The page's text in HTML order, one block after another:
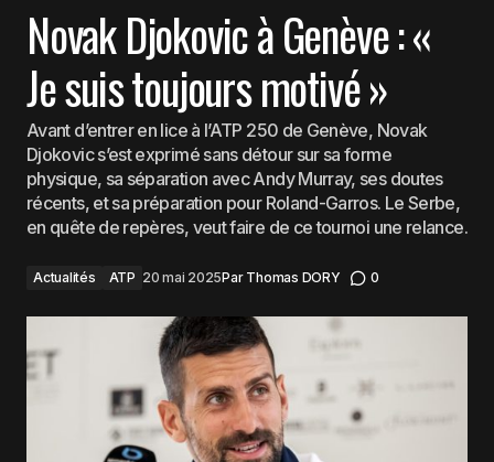
Novak Djokovic à Genève : «
Je suis toujours motivé »
Avant d’entrer en lice à l’ATP 250 de Genève, Novak
Djokovic s’est exprimé sans détour sur sa forme
physique, sa séparation avec Andy Murray, ses doutes
récents, et sa préparation pour Roland-Garros. Le Serbe,
en quête de repères, veut faire de ce tournoi une relance.
Actualités ATP 20 mai 2025Par Thomas DORY 0